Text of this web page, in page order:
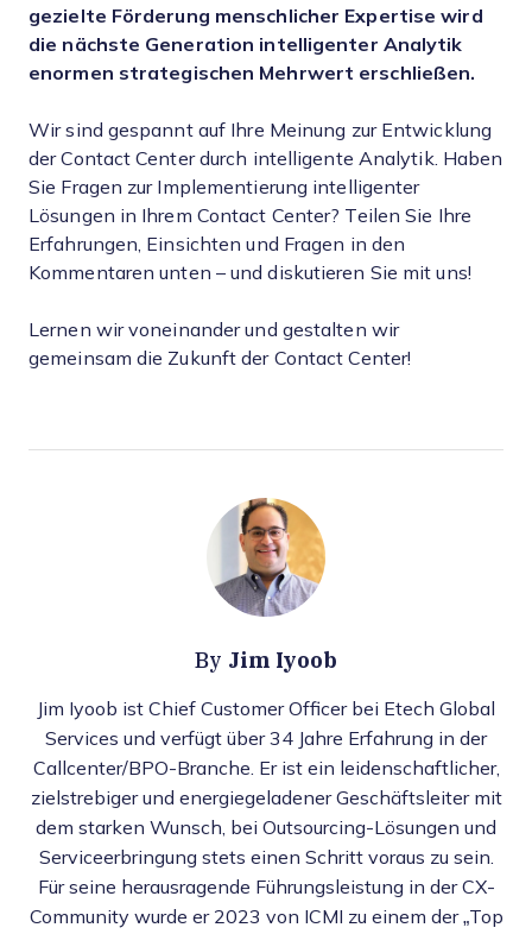
gezielte Förderung menschlicher Expertise wird
die nächste Generation intelligenter Analytik
enormen strategischen Mehrwert erschließen.
Wir sind gespannt auf Ihre Meinung zur Entwicklung
der Contact Center durch intelligente Analytik. Haben
Sie Fragen zur Implementierung intelligenter
Lösungen in Ihrem Contact Center? Teilen Sie Ihre
Erfahrungen, Einsichten und Fragen in den
Kommentaren unten – und diskutieren Sie mit uns!
Lernen wir voneinander und gestalten wir
gemeinsam die Zukunft der Contact Center!
By Jim Iyoob
Jim Iyoob ist Chief Customer Officer bei Etech Global
Services und verfügt über 34 Jahre Erfahrung in der
Callcenter/BPO-Branche. Er ist ein leidenschaftlicher,
zielstrebiger und energiegeladener Geschäftsleiter mit
dem starken Wunsch, bei Outsourcing-Lösungen und
Serviceerbringung stets einen Schritt voraus zu sein.
Für seine herausragende Führungsleistung in der CX-
Community wurde er 2023 von ICMI zu einem der „Top